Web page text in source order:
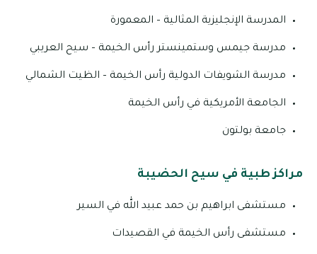
المدرسة الإنجليزية المثالية – المعمورة
مدرسة جيمس وستمينستر رأس الخيمة – سيح العريبي
مدرسة الشويفات الدولية رأس الخيمة – الظيت الشمالي
الجامعة الأمريكية في رأس الخيمة
جامعة بولتون
مراكز طبية في سيح الحضيبة
مستشفى ابراهيم بن حمد عبيد الله في السير
مستشفى رأس الخيمة في القصيدات